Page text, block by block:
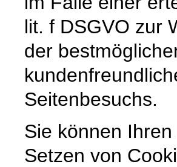
lit. f DSGVO zur
der
Seitenbesuchs.
Sie können
Setzen von